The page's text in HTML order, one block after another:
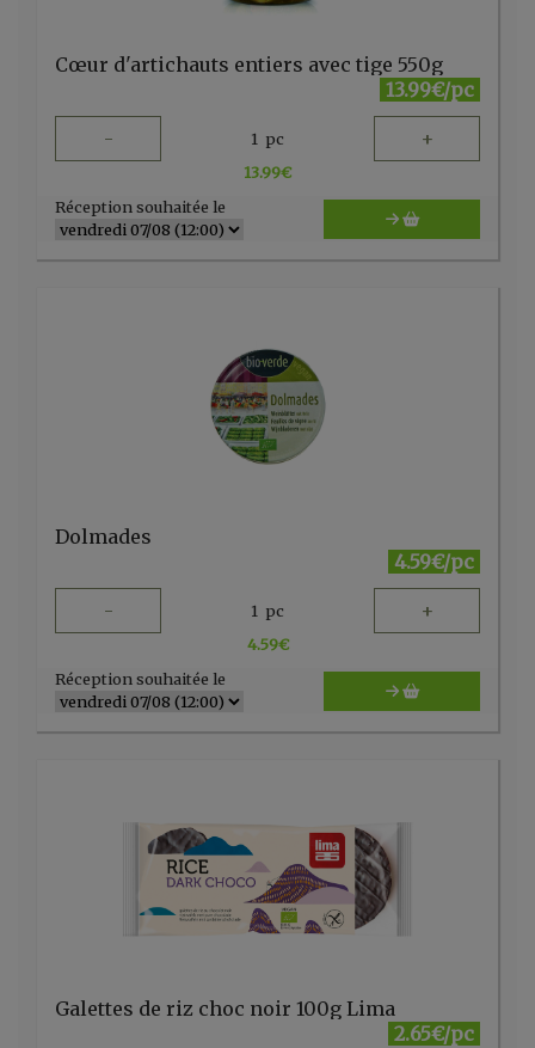
Cœur d'artichauts entiers avec tige 550g
13.99€/pc
- 1 pc +
13.99€
Réception souhaitée le
Dolmades
4.59€/pc
- 1 pc +
4.59€
Réception souhaitée le
Galettes de riz choc noir 100g Lima
2.65€/pc